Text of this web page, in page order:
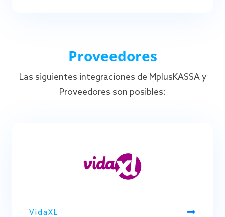
Proveedores
Las siguientes integraciones de MplusKASSA y
Proveedores son posibles:
VidaXL